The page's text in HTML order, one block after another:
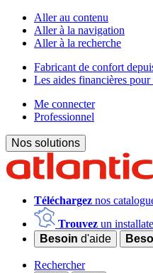
Aller au contenu
Aller à la navigation
Aller à la recherche
Fabricant de confort
Les aides financières
Me connecter
Professionnel
Nos solutions
Téléchargez nos
Trouvez un
Besoin d'aide
Rechercher